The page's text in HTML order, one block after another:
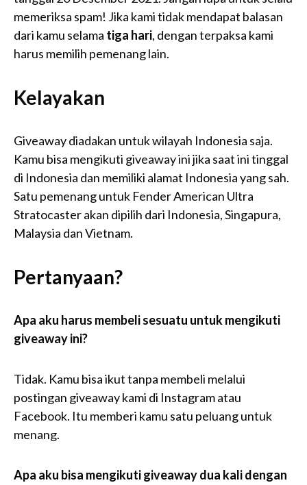
memeriksa spam! Jika kami tidak mendapat balasan
dari kamu selama tiga hari, dengan terpaksa kami
harus memilih pemenang lain.
Kelayakan
Giveaway diadakan untuk wilayah Indonesia saja.
Kamu bisa mengikuti giveaway ini jika saat ini tinggal
di Indonesia dan memiliki alamat Indonesia yang sah.
Satu pemenang untuk Fender American Ultra
Stratocaster akan dipilih dari Indonesia, Singapura,
Malaysia dan Vietnam.
Pertanyaan?
Apa aku harus membeli sesuatu untuk mengikuti
giveaway ini?
Tidak. Kamu bisa ikut tanpa membeli melalui
postingan giveaway kami di Instagram atau
Facebook. Itu memberi kamu satu peluang untuk
menang.
Apa aku bisa mengikuti giveaway dua kali dengan